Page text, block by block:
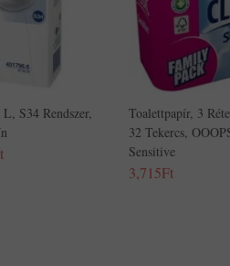
S34 Rendszer,
Toalettpapír, 3
32 Tekercs,
Sensitive
3,715Ft